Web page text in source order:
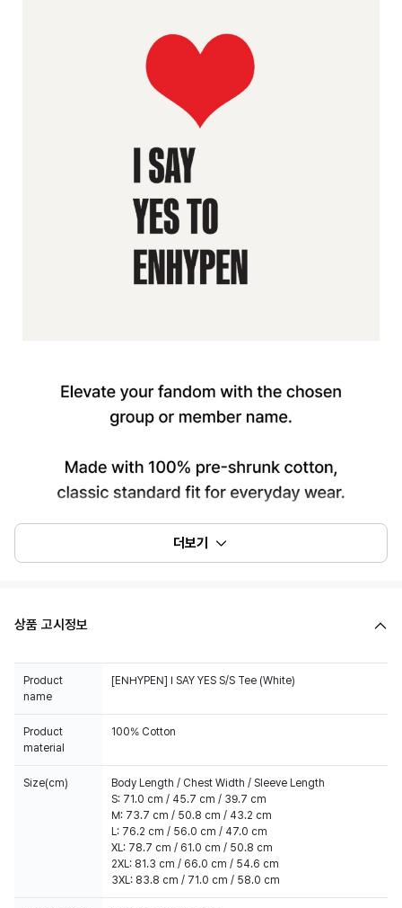
더보기
상품 고시정보
Product
name
[ENHYPEN] I SAY YES S/S Tee (White)
Product
material
100% Cotton
Size(cm)
Body Length / Chest Width / Sleeve Length
S: 71.0 cm / 45.7 cm / 39.7 cm
M: 73.7 cm / 50.8 cm / 43.2 cm
L: 76.2 cm / 56.0 cm / 47.0 cm
XL: 78.7 cm / 61.0 cm / 50.8 cm
2XL: 81.3 cm / 66.0 cm / 54.6 cm
3XL: 83.8 cm / 71.0 cm / 58.0 cm